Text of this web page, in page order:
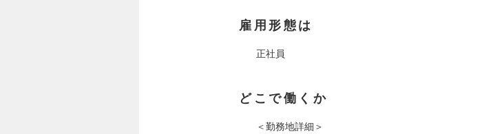
雇用形態は
正社員
どこで働くか
＜勤務地詳細＞